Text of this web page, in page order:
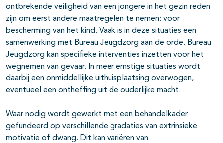
ontbrekende veiligheid van een jongere in het gezin reden
zijn om eerst andere maatregelen te nemen: voor
bescherming van het kind. Vaak is in deze situaties een
samenwerking met Bureau Jeugdzorg aan de orde. Bureau
Jeugdzorg kan specifieke interventies inzetten voor het
wegnemen van gevaar. In meer ernstige situaties wordt
daarbij een onmiddellijke uithuisplaatsing overwogen,
eventueel een ontheffing uit de ouderlijke macht.
Waar nodig wordt gewerkt met een behandelkader
gefundeerd op verschil­lende gradaties van extrinsieke
motivatie of dwang. Dit kan variëren van